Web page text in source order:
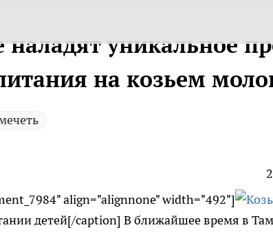
уникальное
на козьем
align="alignnone" width="492"]
детей[/caption] В ближайшее время в